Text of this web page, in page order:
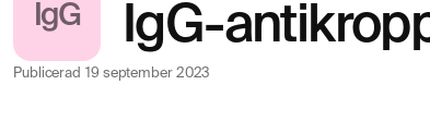
IgG IgG-
Publicerad 19 september 2023